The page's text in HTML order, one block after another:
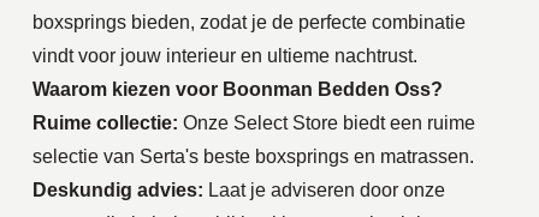
boxsprings bieden, zodat je de perfecte combinatie
vindt voor jouw interieur en ultieme nachtrust.
Waarom kiezen voor Boonman Bedden Oss?
Ruime collectie: Onze Select Store biedt een ruime
selectie van Serta's beste boxsprings en matrassen.
Deskundig advies: Laat je adviseren door onze